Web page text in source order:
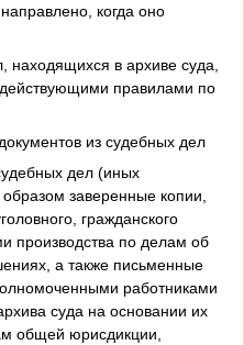
когда оно
находящихся в архиве суда,
действующими правилами по
из судебных дел
дел (иных
заверенные копии,
гражданского
производства по делам об
а также письменные
работниками
суда на основании их
общей юрисдикции,